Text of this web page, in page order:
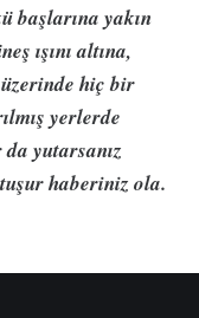
başlarına yakın
ışını altına,
üzerinde hiç bir
yerlerde
yutarsanız
haberiniz ola.